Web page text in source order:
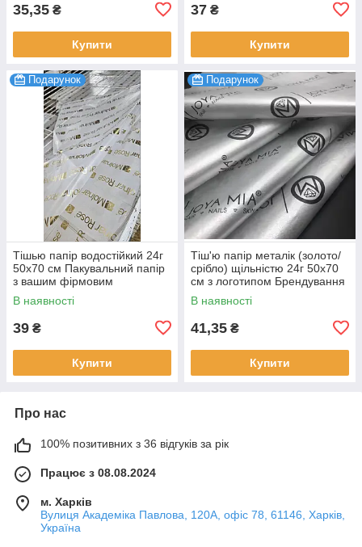
35,35 ₴
Купити
37 ₴
Купити
Подарунок
Тішью папір водостійкий 24г
50х70 см Пакувальний папір
з вашим фірмовим
логотипом 100 шт.
В наявності
39 ₴
Купити
Подарунок
Тіш'ю папір металік (золото/
срібло) щільністю 24г 50х70
см з логотипом Брендування
під замовлення 100 шт.
В наявності
41,35 ₴
Купити
Про нас
100% позитивних з 36 відгуків за рік
Працює з 08.08.2024
м. Харків
Вулиця Академіка Павлова, 120А, офіс 78, 61146, Харків,
Україна